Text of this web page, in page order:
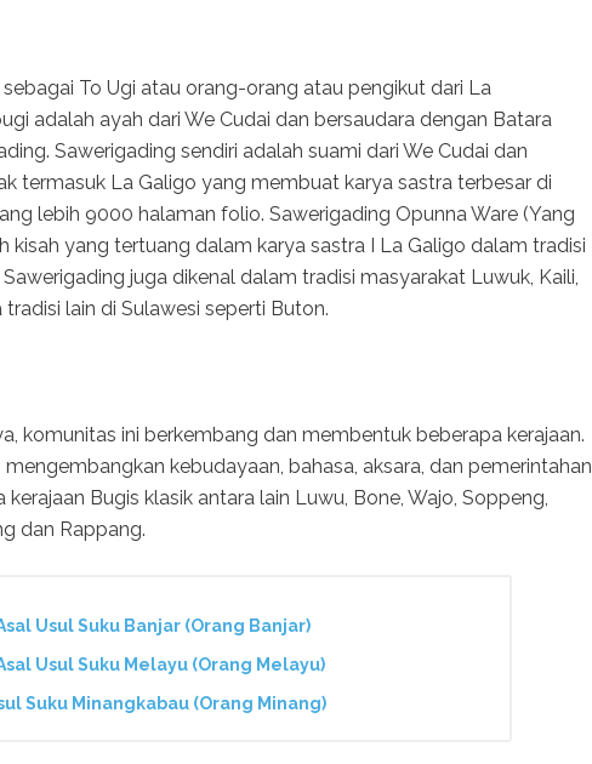
To Ugi atau orang-orang atau pengikut dari La
adalah ayah dari We Cudai dan bersaudara dengan Batara
Sawerigading sendiri adalah suami dari We Cudai dan
termasuk La Galigo yang membuat karya sastra terbesar di
lebih 9000 halaman folio. Sawerigading Opunna Ware (Yang
kisah yang tertuang dalam karya sastra I La Galigo dalam tradisi
juga dikenal dalam tradisi masyarakat Luwuk, Kaili,
lain di Sulawesi seperti Buton.
komunitas ini berkembang dan membentuk beberapa kerajaan.
kebudayaan, bahasa, aksara, dan pemerintahan
Bugis klasik antara lain Luwu, Bone, Wajo, Soppeng,
dan Rappang.
Usul Suku Banjar (Orang Banjar)
Usul Suku Melayu (Orang Melayu)
Suku Minangkabau (Orang Minang)